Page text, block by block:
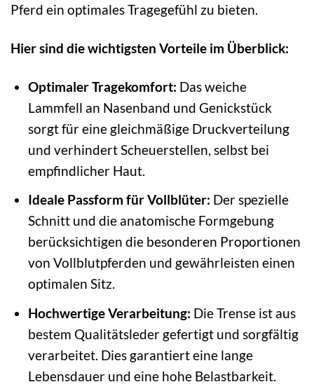
Pferd ein optimales Tragegefühl zu bieten.
Hier sind die wichtigsten Vorteile im Überblick:
Optimaler Tragekomfort: Das weiche
Lammfell an Nasenband und Genickstück
sorgt für eine gleichmäßige Druckverteilung
und verhindert Scheuerstellen, selbst bei
empfindlicher Haut.
Ideale Passform für Vollblüter: Der spezielle
Schnitt und die anatomische Formgebung
berücksichtigen die besonderen Proportionen
von Vollblutpferden und gewährleisten einen
optimalen Sitz.
Hochwertige Verarbeitung: Die Trense ist aus
bestem Qualitätsleder gefertigt und sorgfältig
verarbeitet. Dies garantiert eine lange
Lebensdauer und eine hohe Belastbarkeit.